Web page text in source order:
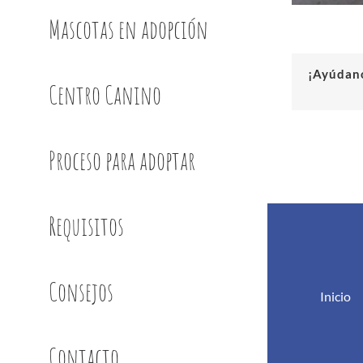
Mascotas en adopción
Centro Canino
Proceso para adoptar
Requisitos
Consejos
Inicio